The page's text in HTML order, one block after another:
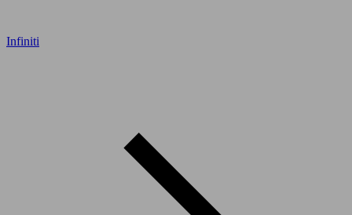
Infiniti